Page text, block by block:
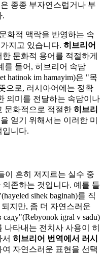
종종 부자연스럽거나 부
.
화적 맥락을 반영하는 속
지고 있습니다. 히브리어
문화적 용어를 적절하게
를 들어, 히브리어 속담
으로, 러시아어에는 정확
의미를 전달하는 속담이나
문화적으로 적절한 히브리
얻기 위해서는 이러한 미
입니다.
이 흔히 저지르는 실수 중
존하는 것입니다. 예를 들
지만, 좀 더 자연스러운
igral v sadu)
타내는 전치사 사용이 히
히브리어 번역에서 러시
자연스러운 표현을 선택